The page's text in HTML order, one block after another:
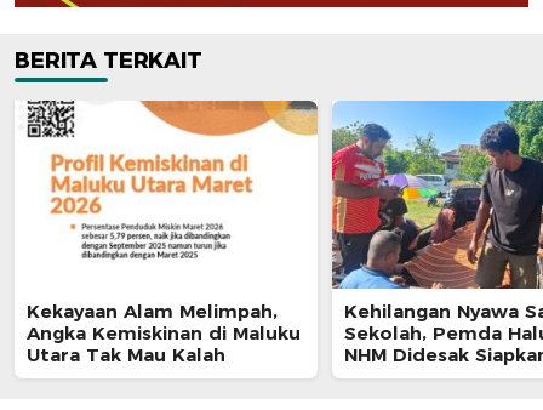
BERITA TERKAIT
Kekayaan Alam Melimpah,
Angka Kemiskinan di Maluku
Utara Tak Mau Kalah
Kehilangan Nyawa
Sekolah, Pemda
NHM Didesak
untuk Siswa